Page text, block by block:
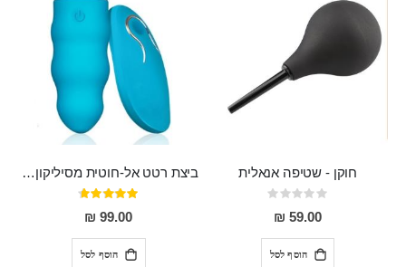
חוקן - שטיפה אנאלית
Rating:
0%
59.00 ₪
הוסף לסל
ביצת רטט אל-חוטית מסיליקון רפואי בגודל של 8 ס"מ ורוחב 3 ס"מ בעלת 20 מהירויות שונות "ENKI"
דירוג:
93%
99.00 ₪
הוסף לסל